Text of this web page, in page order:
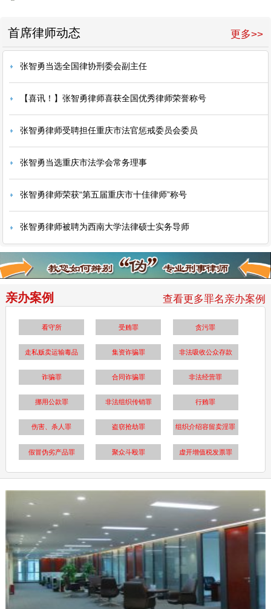
更多>>
首席律师动态
张智勇当选全国律协刑委会副主任
【喜讯！】张智勇律师喜获全国优秀律师荣誉称号
张智勇律师受聘担任重庆市法官惩戒委员会委员
张智勇当选重庆市法学会常务理事
张智勇律师荣获“第五届重庆市十佳律师”称号
张智勇律师被聘为西南大学法律硕士实务导师
亲办案例 查看更多罪名亲办案例
看守所 受贿罪 贪污罪
走私贩卖运输毒品 集资诈骗罪 非法吸收公众存款
诈骗罪 合同诈骗罪 非法经营罪
挪用公款罪 非法组织传销罪 行贿罪
伤害、杀人罪 盗窃抢劫罪 组织介绍容留卖淫罪
假冒伪劣产品罪 聚众斗殴罪 虚开增值税发票罪